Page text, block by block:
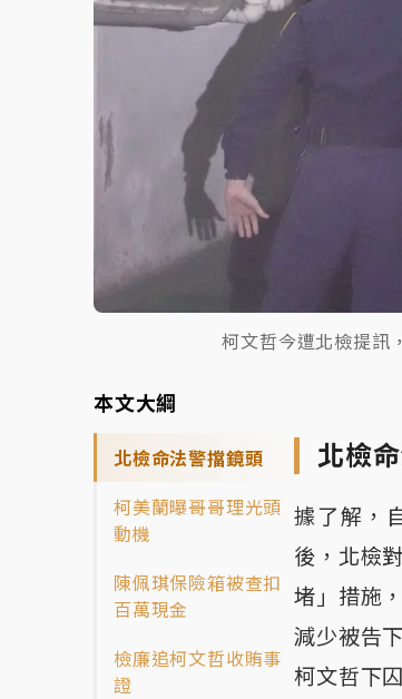
柯文哲今遭北檢提訊
本文大綱
北檢命法警擋鏡頭
柯美蘭曝哥哥理光頭
動機
陳佩琪保險箱被查扣
百萬現金
檢廉追柯文哲收賄事
證
北檢
據了解，
後，北檢
堵」措施
減少被告
柯文哲下